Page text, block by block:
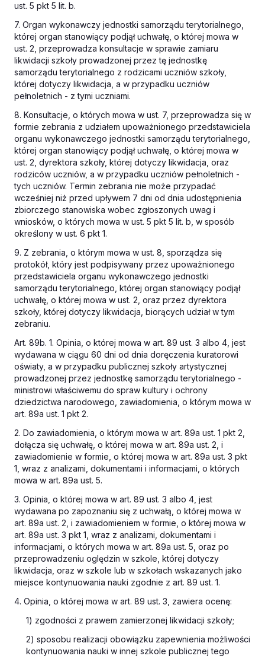
ust. 5 pkt 5 lit. b.
7. Organ wykonawczy jednostki samorządu terytorialnego,
której organ stanowiący podjął uchwałę, o której mowa w
ust. 2, przeprowadza konsultacje w sprawie zamiaru
likwidacji szkoły prowadzonej przez tę jednostkę
samorządu terytorialnego z rodzicami uczniów szkoły,
której dotyczy likwidacja, a w przypadku uczniów
pełnoletnich - z tymi uczniami.
8. Konsultacje, o których mowa w ust. 7, przeprowadza się w
formie zebrania z udziałem upoważnionego przedstawiciela
organu wykonawczego jednostki samorządu terytorialnego,
której organ stanowiący podjął uchwałę, o której mowa w
ust. 2, dyrektora szkoły, której dotyczy likwidacja, oraz
rodziców uczniów, a w przypadku uczniów pełnoletnich -
tych uczniów. Termin zebrania nie może przypadać
wcześniej niż przed upływem 7 dni od dnia udostępnienia
zbiorczego stanowiska wobec zgłoszonych uwag i
wniosków, o których mowa w ust. 5 pkt 5 lit. b, w sposób
określony w ust. 6 pkt 1.
9. Z zebrania, o którym mowa w ust. 8, sporządza się
protokół, który jest podpisywany przez upoważnionego
przedstawiciela organu wykonawczego jednostki
samorządu terytorialnego, której organ stanowiący podjął
uchwałę, o której mowa w ust. 2, oraz przez dyrektora
szkoły, której dotyczy likwidacja, biorących udział w tym
zebraniu.
Art. 89b. 1. Opinia, o której mowa w art. 89 ust. 3 albo 4, jest
wydawana w ciągu 60 dni od dnia doręczenia kuratorowi
oświaty, a w przypadku publicznej szkoły artystycznej
prowadzonej przez jednostkę samorządu terytorialnego -
ministrowi właściwemu do spraw kultury i ochrony
dziedzictwa narodowego, zawiadomienia, o którym mowa w
art. 89a ust. 1 pkt 2.
2. Do zawiadomienia, o którym mowa w art. 89a ust. 1 pkt 2,
dołącza się uchwałę, o której mowa w art. 89a ust. 2, i
zawiadomienie w formie, o której mowa w art. 89a ust. 3 pkt
1, wraz z analizami, dokumentami i informacjami, o których
mowa w art. 89a ust. 5.
3. Opinia, o której mowa w art. 89 ust. 3 albo 4, jest
wydawana po zapoznaniu się z uchwałą, o której mowa w
art. 89a ust. 2, i zawiadomieniem w formie, o której mowa w
art. 89a ust. 3 pkt 1, wraz z analizami, dokumentami i
informacjami, o których mowa w art. 89a ust. 5, oraz po
przeprowadzeniu oględzin w szkole, której dotyczy
likwidacja, oraz w szkole lub w szkołach wskazanych jako
miejsce kontynuowania nauki zgodnie z art. 89 ust. 1.
4. Opinia, o której mowa w art. 89 ust. 3, zawiera ocenę:
1) zgodności z prawem zamierzonej likwidacji szkoły;
2) sposobu realizacji obowiązku zapewnienia możliwości
kontynuowania nauki w innej szkole publicznej tego